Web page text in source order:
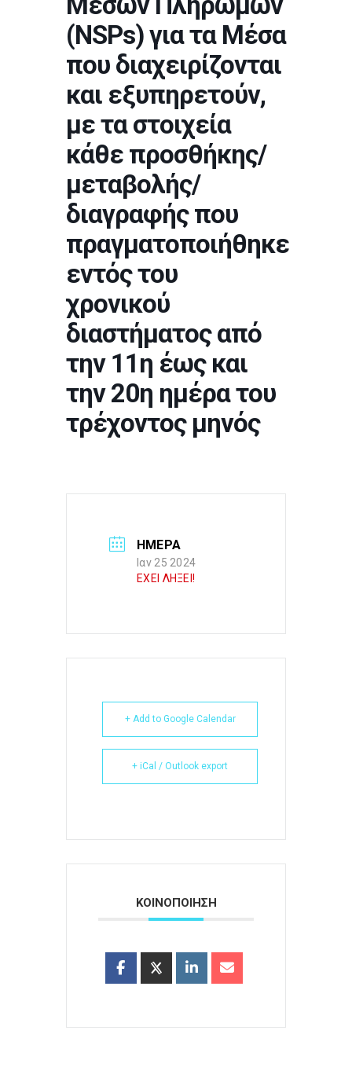
(NSPs) για τα Μέσα
που διαχειρίζονται
και εξυπηρετούν,
με τα στοιχεία
κάθε προσθήκης/
μεταβολής/
διαγραφής που
πραγματοποιήθηκε
εντός του
χρονικού
διαστήματος από
την 11η έως και
την 20η ημέρα του
τρέχοντος μηνός
ΗΜΕΡΑ
Ιαν 25 2024
ΕΧΕΙ ΛΗΞΕΙ!
+ Add to Google Calendar
+ iCal / Outlook export
ΚΟΙΝΟΠΟΙΗΣΗ